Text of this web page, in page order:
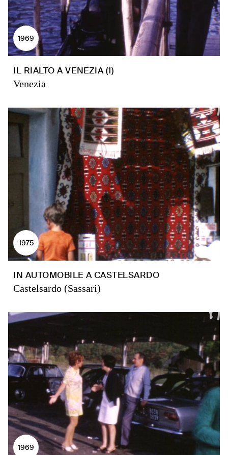
1969
IL RIALTO A VENEZIA (1)
Venezia
1975
IN AUTOMOBILE A CASTELSARDO
Castelsardo (Sassari)
1969